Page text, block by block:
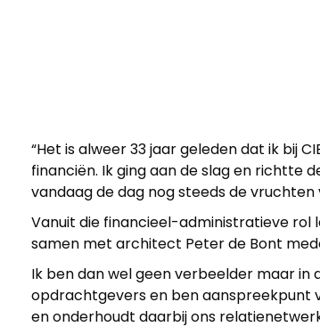
M
a
a
k
“Het is alweer 33 jaar geleden dat ik bij
financiën. Ik ging aan de slag en richtte
vandaag de dag nog steeds de vruchten
Vanuit die financieel-administratieve rol
samen met architect Peter de Bont
Ik ben dan wel geen verbeelder maar
opdrachtgevers en ben aanspreekpunt
en onderhoudt daarbij ons